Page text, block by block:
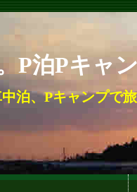
P泊Pキャ
泊、Pキャンプで